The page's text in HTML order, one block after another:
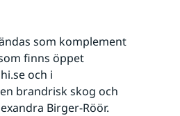
som komplement
finns öppet
och i
brandrisk skog och
Birger-Röör.